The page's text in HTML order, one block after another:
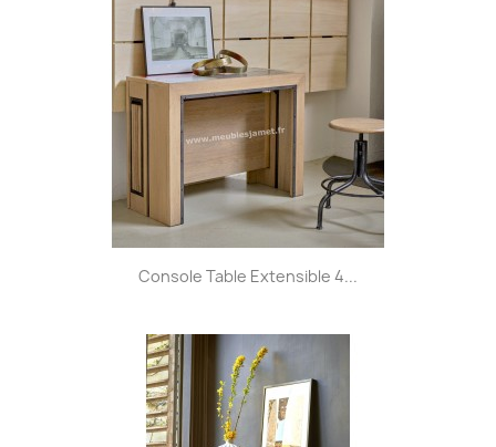
Console Table Extensible 4...